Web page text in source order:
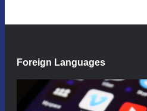
Foreign Languages